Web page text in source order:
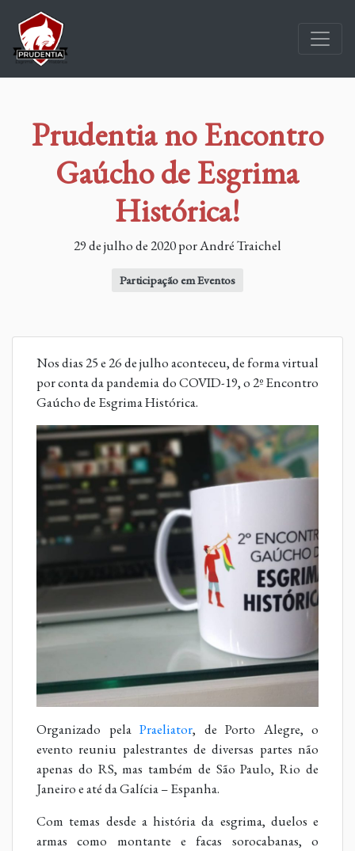
Prudentia no Encontro
Gaúcho de Esgrima
Histórica!
29 de julho de 2020 por André Traichel
Participação em Eventos
Nos dias 25 e 26 de julho aconteceu, de forma virtual
por conta da pandemia do COVID-19, o 2º Encontro
Gaúcho de Esgrima Histórica.
Organizado pela Praeliator, de Porto Alegre, o
evento reuniu palestrantes de diversas partes não
apenas do RS, mas também de São Paulo, Rio de
Janeiro e até da Galícia – Espanha.
Com temas desde a história da esgrima, duelos e
armas como montante e facas sorocabanas, o